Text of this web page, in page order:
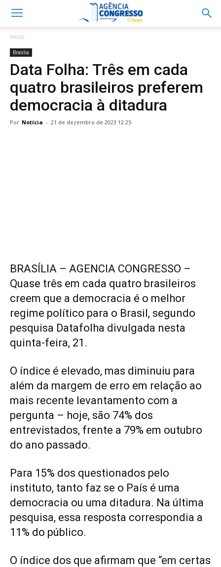
Início
Brasília
Data Folha: Três em cada
quatro brasileiros preferem
democracia à ditadura
Por Notícia - 21 de dezembro de 2023 12:25
BRASÍLIA – AGENCIA CONGRESSO –
Quase três em cada quatro brasileiros
creem que a democracia é o melhor
regime político para o Brasil, segundo
pesquisa Datafolha divulgada nesta
quinta-feira, 21.
O índice é elevado, mas diminuiu para
além da margem de erro em relação ao
mais recente levantamento com a
pergunta – hoje, são 74% dos
entrevistados, frente a 79% em outubro
do ano passado.
Para 15% dos questionados pelo
instituto, tanto faz se o País é uma
democracia ou uma ditadura. Na última
pesquisa, essa resposta correspondia a
11% do público.
O índice dos que afirmam que “em certas